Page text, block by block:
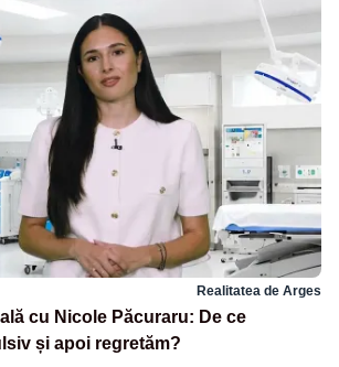
Realitatea de Arges
cu Nicole Păcuraru: De ce
și apoi regretăm?